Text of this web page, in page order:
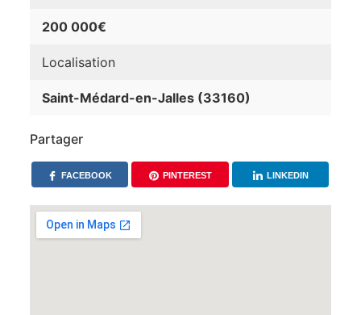
200 000€
Localisation
Saint-Médard-en-Jalles (33160)
Partager
FACEBOOK PINTEREST LINKEDIN